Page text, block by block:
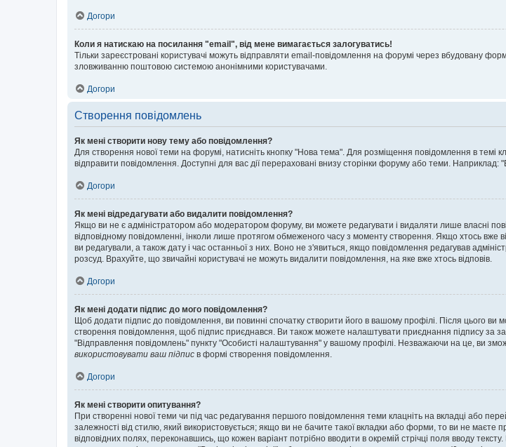
Догори
Коли я натискаю на посилання "email", від мене вимагається залогуватись!
Тільки зареєстровані користувачі можуть відправляти email-повідомлення на форумі через вбудовану
зловживанню поштовою системою анонімними користувачами.
Догори
Створення повідомлень
Як мені створити нову тему або повідомлення?
Для створення нової теми на форумі, натисніть кнопку "Нова тема". Для розміщення повідомлення в темі
відправити повідомлення. Доступні для вас дії перераховані внизу сторінки форуму або теми.
Догори
Як мені відредагувати або видалити повідомлення?
Якщо ви не є адміністратором або модератором форуму, ви можете редагувати і видаляти лише власні
відповідному повідомленні, інколи лише протягом обмеженого часу з моменту створення. Якщо хтось вже
ви редагували, а також дату і час останньої з них. Воно не з'явиться, якщо повідомлення редагував
розсуд. Врахуйте, що звичайні користувачі не можуть видалити повідомлення, на яке вже хтось відповів.
Догори
Як мені додати підпис до мого повідомлення?
Щоб додати підпис до повідомлення, ви повинні спочатку створити його в вашому профілі. Після цього ви
створення повідомлення, щоб підпис приєднався. Ви також можете налаштувати приєднання підпису за
"Відправлення повідомлень" пункту "Особисті налаштування" у вашому профілі. Незважаючи на це, ви
використовувати ваш підпис в формі створення повідомлення.
Догори
Як мені створити опитування?
При створенні нової теми чи під час редагування першого повідомлення теми клацніть на вкладці або
залежності від стилю, який використовується; якщо ви не бачите такої вкладки або форми, то ви не маєте
відповідних полях, переконавшись, що кожен варіант потрібно вводити в окремій стрічці поля вводу